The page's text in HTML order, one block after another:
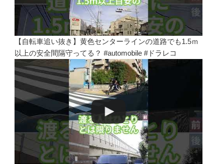
【自転車追い抜き】黄色センターラインの道路でも1.5ｍ
以上の安全間隔守ってる？ #automobile #ドラレコ